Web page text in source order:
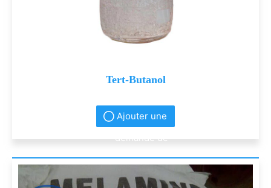
Tert-Butanol
Ajouter une
demande de
renseignement
s